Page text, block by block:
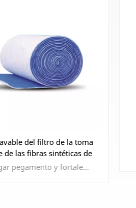
filtrantes 560g 600g del
del filtro del techo de la
de pintura F5